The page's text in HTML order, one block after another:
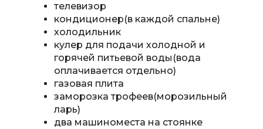
телевизор
кондиционер(в каждой спальне)
холодильник
кулер для подачи холодной и
горячей питьевой воды(вода
оплачивается отдельно)
газовая плита
заморозка трофеев(морозильный
ларь)
два машиноместа на стоянке